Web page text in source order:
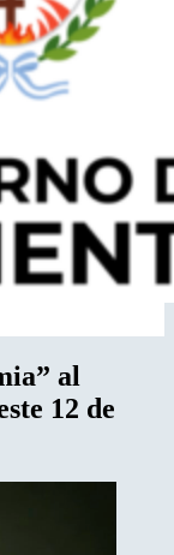
al
12 de